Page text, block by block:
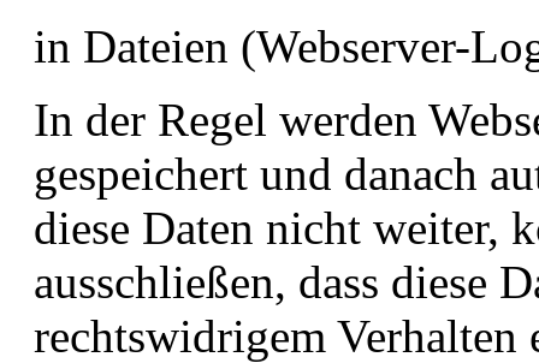
in Dateien (Webserver-
In der Regel werden
gespeichert und danach
diese Daten nicht weiter,
ausschließen, dass diese
rechtswidrigem Verhalten